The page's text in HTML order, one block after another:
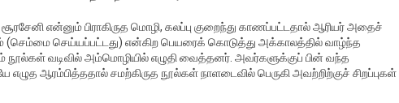
என்னும் பிராகிருத மொழி, கலப்பு குறைந்து காணப்பட்டதால் ஆரியர் அதைச்
(செம்மை செய்யப்பட்டது) என்கிற பெயரைக் கொடுத்து அக்காலத்தில் வாழ்ந்த
நூல்கள் வடிவில் அம்மொழியில் எழுதி வைத்தனர். அவர்களுக்குப் பின் வந்த
ஆரம்பித்ததால் சமற்கிருத நூல்கள் நாளடைவில் பெருகி அவற்றிற்குச் சிறப்புகள்